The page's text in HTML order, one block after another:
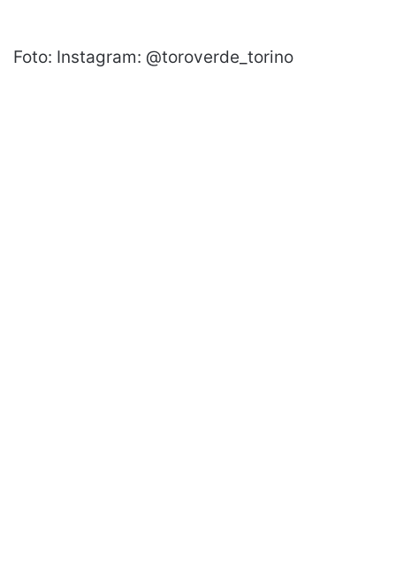
Foto: Instagram: @toroverde_torino